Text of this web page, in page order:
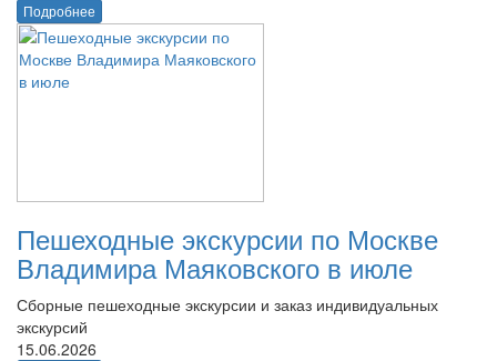
Подробнее
Пешеходные экскурсии по Москве
Владимира Маяковского в июле
Сборные пешеходные экскурсии и заказ индивидуальных
экскурсий
15.06.2026